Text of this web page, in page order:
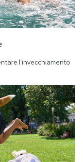
l'invecchiamento